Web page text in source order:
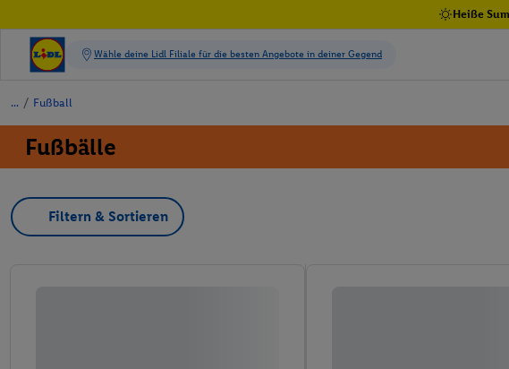
Heiße
/ Fußball
Fußbälle
Filtern & Sortieren